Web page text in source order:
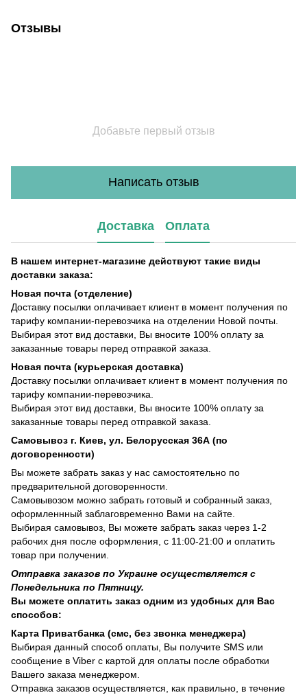
Отзывы
Добавьте первый отзыв
Написать отзыв
Доставка Оплата
В нашем интернет-магазине действуют такие виды
доставки заказа:
Новая почта (отделение)
Доставку посылки оплачивает клиент в момент получения по
тарифу компании-перевозчика на отделении Новой почты.
Выбирая этот вид доставки, Вы вносите 100% оплату за
заказанные товары перед отправкой заказа.
Новая почта (курьерская доставка)
Доставку посылки оплачивает клиент в момент получения по
тарифу компании-перевозчика.
Выбирая этот вид доставки, Вы вносите 100% оплату за
заказанные товары перед отправкой заказа.
Самовывоз г. Киев, ул. Белорусская 36А (по
договоренности)
Вы можете забрать заказ у нас самостоятельно по
предварительной договоренности.
Самовывозом можно забрать готовый и собранный заказ,
оформленнный заблаговременно Вами на сайте.
Выбирая самовывоз, Вы можете забрать заказ через 1-2
рабочих дня после оформления, с 11:00-21:00 и оплатить
товар при получении.
Отправка заказов по Украине осуществляется с
Понедельника по Пятницу.
Вы можете оплатить заказ одним из удобных для Вас
способов:
Карта Приватбанка (смс, без звонка менеджера)
Выбирая данный способ оплаты, Вы получите SMS или
сообщение в Viber с картой для оплаты после обработки
Вашего заказа менеджером.
Отправка заказов осуществляется, как правильно, в течение